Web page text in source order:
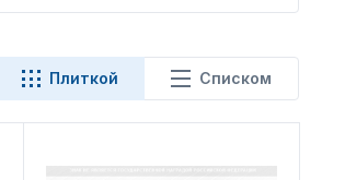
Плиткой Списком